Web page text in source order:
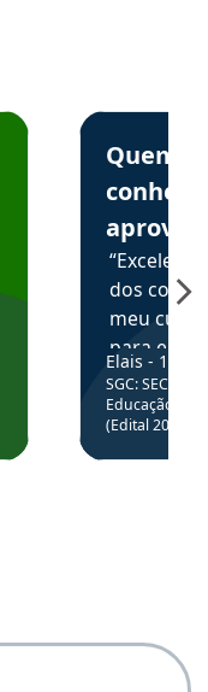
Concursos em
Estudante
Quem
aprova
dos
meu
para
colocar
através
de
Elais - 15/
SGC: SEC BA
Educação
(Edital